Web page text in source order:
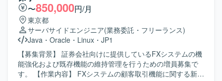
改善を通じて、多数のAWSサービスを組み合わせたシステ
ム運用・設計スキルを高めていただけます。 IaCによる構
築・変更運用に携わることで、Terraformを活用したモダン
なインフラ運用の経験を積むことができます。 既存メンバ
ーと協働しながら、他チームタスクのヘルプにも関わるこ
とで、幅広い領域の知見を得られる環境です。 【開発環
境】 AWS環境をメインとしたシステム基盤上で、
TerraformによるIaC運用を行っています。 OSとして
主体的に改善に取り組んでいただける方を求めています。
関係者とのコミュニケーションを円滑に行いながら、責任
感を持って業務を遂行できる方を歓迎します。 【ポジショ
ンの魅力】 物流管理システムの保守・運用から改善開発ま
で幅広く携わることで、業務理解とシステム開発スキルの
双方を高めることができます。ユーザーとの距離が近く、
改善の効果を実感しながら継続的にスキルアップしていた
だけます。 【開発環境】 WebアプリケーションおよびSQL
〜850,000円/月
東京都
サーバサイドエンジニア(業務委託・フリーランス)
Java ・ Oracle ・ Linux ・ JP1
【募集背景】 証券会社向けに提供しているFXシステムの機
能強化および既存機能の維持管理を行うための増員募集で
す。 【作業内容】 FXシステムの顧客取引機能に関する新規